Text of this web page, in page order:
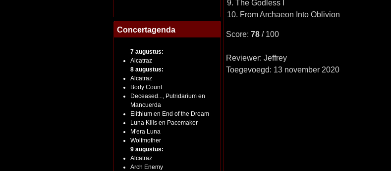
Concertagenda
7 augustus:
Alcatraz
8 augustus:
Alcatraz
Body Count
Deceased..., Putridarium en
Mancuerda
Elithium en End of the Dream
Luna Kills en Pacemaker
M'era Luna
Wolfmother
9 augustus:
Alcatraz
Arch Enemy
9. The Godless I
10. From Archaeon Into Oblivion
Score: 78/ 100
Reviewer: Jeffrey
Toegevoegd: 13 november 2020